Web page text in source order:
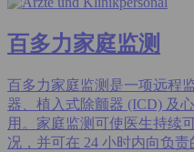
百多力家庭监测
百多力家庭监测是一项远程
器、植入式除颤器 (ICD) 及
用。家庭监测可使医生持续
况，并可在 24 小时内向负